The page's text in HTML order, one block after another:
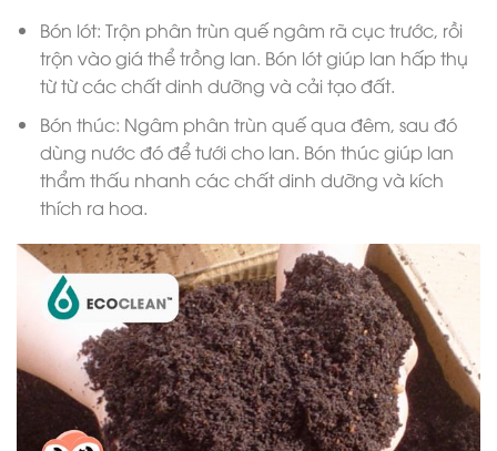
Bón lót: Trộn phân trùn quế ngâm rã cục trước, rồi
trộn vào giá thể trồng lan. Bón lót giúp lan hấp thụ
từ từ các chất dinh dưỡng và cải tạo đất.
Bón thúc: Ngâm phân trùn quế qua đêm, sau đó
dùng nước đó để tưới cho lan. Bón thúc giúp lan
thẩm thấu nhanh các chất dinh dưỡng và kích
thích ra hoa.